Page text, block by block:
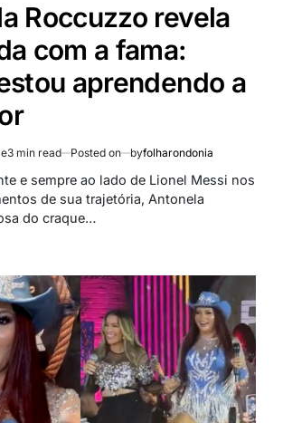
Roccuzzo revela
com a fama:
aprendendo a
3 min read Posted on byfolharondonia
e sempre ao lado de Lionel Messi nos
de sua trajetória, Antonela
do craque…